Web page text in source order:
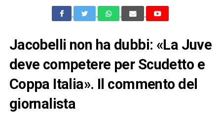
Jacobelli non ha dubbi: «La Juve
deve competere per Scudetto e
Coppa Italia». Il commento del
giornalista